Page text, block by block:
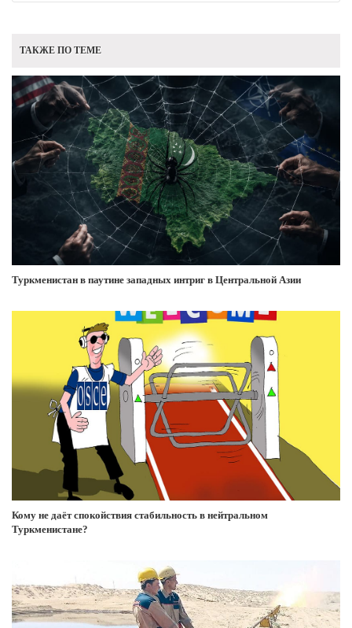
ТАКЖЕ ПО ТЕМЕ
Туркменистан в паутине западных интриг в Центральной Азии
Кому не даёт спокойствия стабильность в нейтральном
Туркменистане?